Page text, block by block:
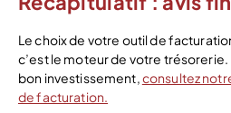
Le choix de votre outil de
c’est le moteur de votre
bon investissement,consultez
de facturation.